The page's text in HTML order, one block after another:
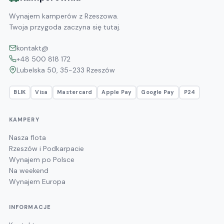
Wynajem kamperów z Rzeszowa.
Twoja przygoda zaczyna się tutaj.
kontakt@
+48 500 818 172
Lubelska 50, 35-233 Rzeszów
BLIK Visa Mastercard Apple Pay Google Pay P24
KAMPERY
Nasza flota
Rzeszów i Podkarpacie
Wynajem po Polsce
Na weekend
Wynajem Europa
INFORMACJE